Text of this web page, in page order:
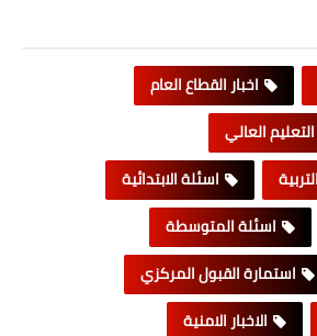
اخبار القطاع العام
العالي
اسئلة الابتدائية
اسئلة المتوسطة
استمارة القبول المركزي
الاخبار الامنية